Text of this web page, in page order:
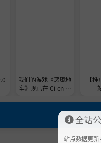
我们的游戏《恶堕地
牢》现已在 Ci-en 提
【
全站
站点数据更